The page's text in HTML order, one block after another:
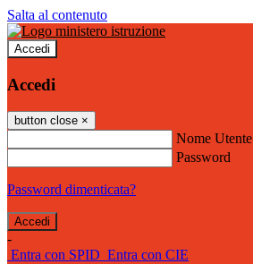
Salta al contenuto
Accedi
Accedi
button close ×
Nome Utente
Password
Password dimenticata?
-
Entra con SPID Entra con CIE